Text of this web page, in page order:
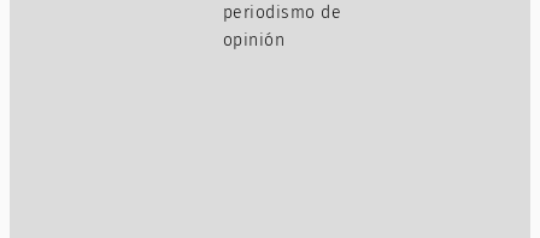
periodismo de
opinión